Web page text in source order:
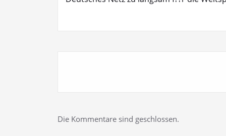
Die Kommentare sind geschlossen.